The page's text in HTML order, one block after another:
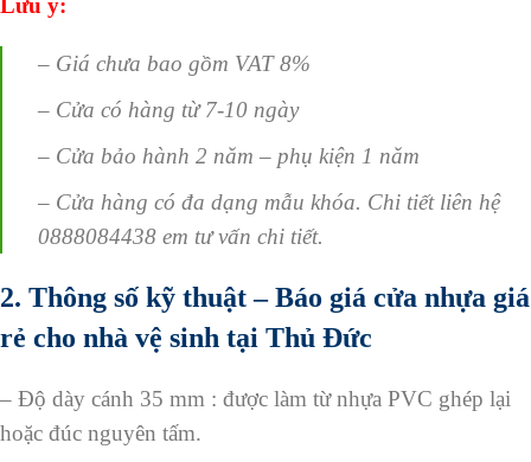
Lưu ý:
– Giá chưa bao gồm VAT 8%
– Cửa có hàng từ 7-10 ngày
– Cửa bảo hành 2 năm – phụ kiện 1 năm
– Cửa hàng có đa dạng mẫu khóa. Chi tiết liên hệ
0888084438 em tư vấn chi tiết.
2. Thông số kỹ thuật – Báo giá cửa nhựa giá
rẻ cho nhà vệ sinh tại Thủ Đức
– Độ dày cánh 35 mm : được làm từ nhựa PVC ghép lại
hoặc đúc nguyên tấm.